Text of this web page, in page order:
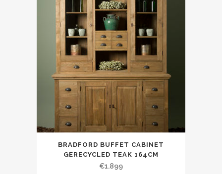
BRADFORD BUFFET CABINET
GERECYCLED TEAK 164CM
€1.899